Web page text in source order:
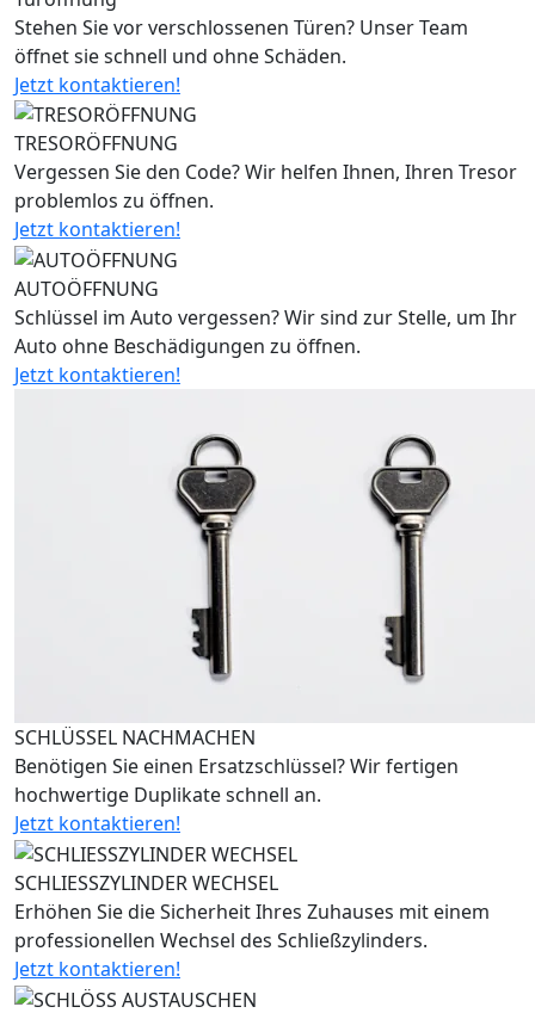
Stehen Sie vor verschlossenen Türen? Unser Team
öffnet sie schnell und ohne Schäden.
Jetzt kontaktieren!
TRESORÖFFNUNG
Vergessen Sie den Code? Wir helfen Ihnen, Ihren Tresor
problemlos zu öffnen.
Jetzt kontaktieren!
AUTOÖFFNUNG
Schlüssel im Auto vergessen? Wir sind zur Stelle, um Ihr
Auto ohne Beschädigungen zu öffnen.
Jetzt kontaktieren!
SCHLÜSSEL NACHMACHEN
Benötigen Sie einen Ersatzschlüssel? Wir fertigen
hochwertige Duplikate schnell an.
Jetzt kontaktieren!
SCHLIESSZYLINDER WECHSEL
Erhöhen Sie die Sicherheit Ihres Zuhauses mit einem
professionellen Wechsel des Schließzylinders.
Jetzt kontaktieren!